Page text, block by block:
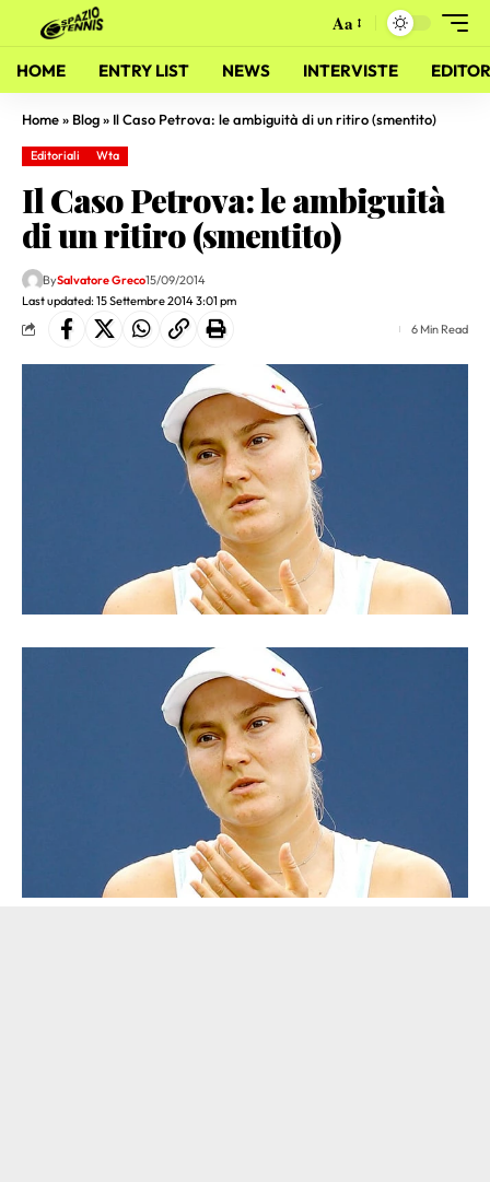
Aa
HOME ENTRY LIST NEWS INTERVISTE
Home» Blog» Il Caso Petrova: le ambiguità di un ritiro (smentito)
Editoriali Wta
Il Caso Petrova: le ambiguità
di un ritiro (smentito)
Last updated: 15 Settembre 2014 3:01 pm
BySalvatore Greco15/09/2014
6 Min Read